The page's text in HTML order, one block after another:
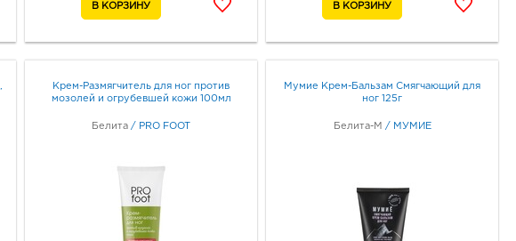
Крем-Размягчитель для ног против
мозолей и огрубевшей кожи 100мл
Белита / PRO FOOT
Мумие Крем-Бальзам Смягчающий для
ног 125г
Белита-М / МУМИЕ